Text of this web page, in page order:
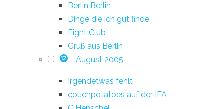
Berlin Berlin
Dinge die ich gut finde
Fight Club
Gruß aus Berlin
12 August 2005
Irgendetwas fehlt
couchpotatoes auf der IFA